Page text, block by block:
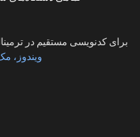
برای کدنویسی مستقیم در
ویندوز،